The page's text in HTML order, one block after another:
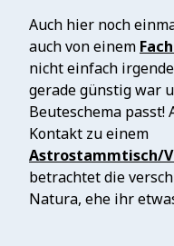
Auch hier noch
auch von einem
nicht einfach
gerade günstig war
Beuteschema
Kontakt zu einem
Astrostammtisch/
betrachtet die
Natura, ehe ihr